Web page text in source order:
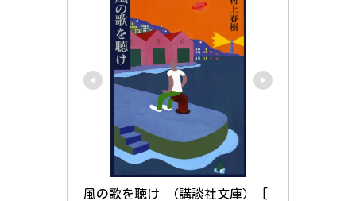
風の歌を聴け （講談社文庫） [